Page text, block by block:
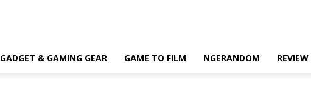
GADGET & GAMING GEAR GAME TO FILM NGERANDOM REVIEW